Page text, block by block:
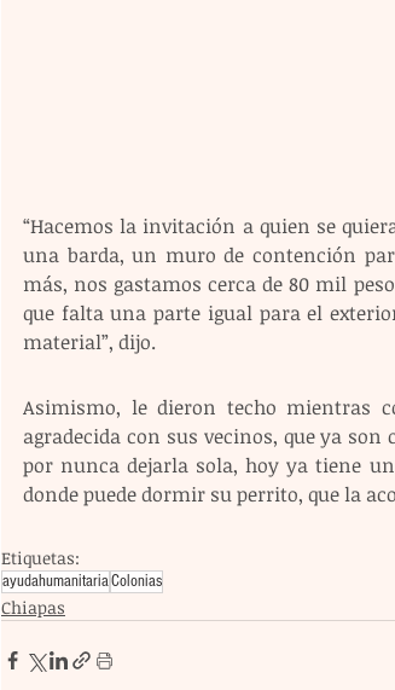
“Hacemos la invitación a quien se
una barda, un muro de contención
más, nos gastamos cerca de 80 mil
que falta una parte igual para el
material”, dijo.
Asimismo, le dieron techo mientras
agradecida con sus vecinos, que ya
por nunca dejarla sola, hoy ya tiene
donde puede dormir su perrito, que la
Etiquetas:
ayudahumanitariaColonias
Chiapas